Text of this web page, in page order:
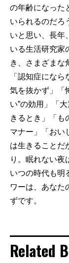
の年齢になった
いられるのだろ
いと思い、長年
いる生活研究家
き、さまざまな
「認知症にな
気を抜かず」「
い”の効用」「
きるとき」「も
マナー」「おい
は生きることだ
り。眠れない
いつの時代も明
ワーは、あなた
ずです。
Related